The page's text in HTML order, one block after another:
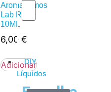
DIY
Líquidos
Aroma Atmos
Lab RY69
10ML
6,00 €
Adicionar